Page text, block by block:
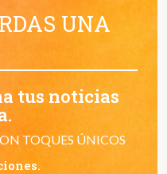
UNA
tus noticias
TOQUES ÚNICOS